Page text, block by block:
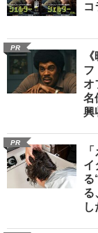
コ
PR
フ
オ
名
興
PR
イ
る
る